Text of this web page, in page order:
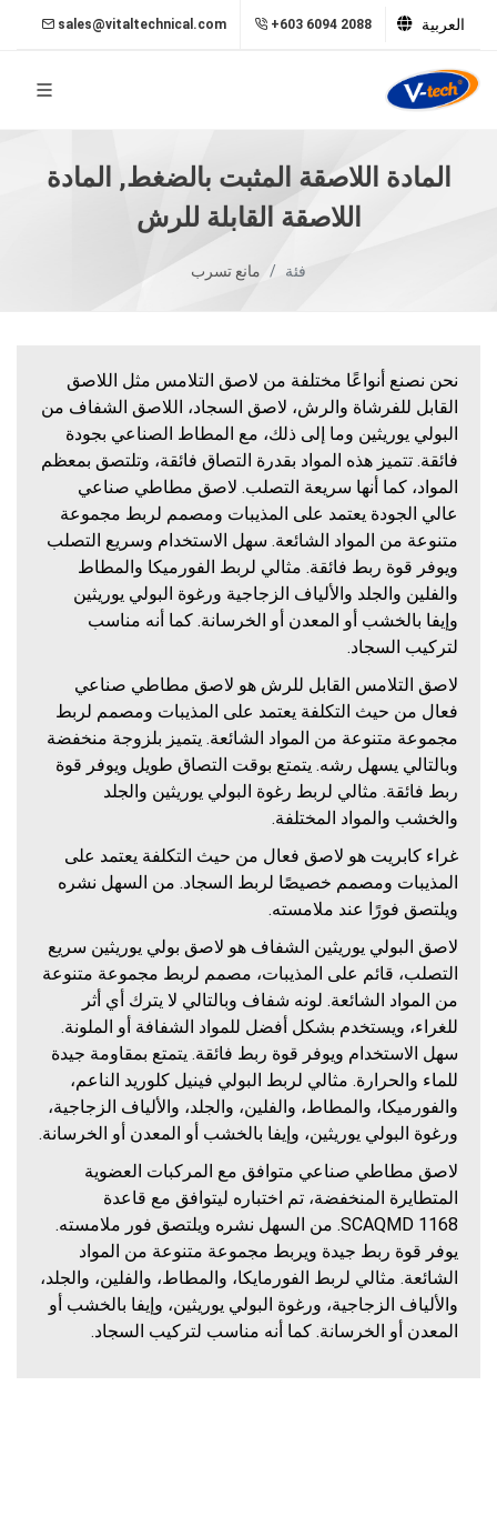
sales@vitaltechnical.com +603 6094 2088 العربية
المادة اللاصقة المثبت بالضغط, المادة
اللاصقة القابلة للرش
مانع تسرب فئة
نحن نصنع أنواعًا مختلفة من لاصق التلامس مثل اللاصق
القابل للفرشاة والرش، لاصق السجاد، اللاصق الشفاف من
البولي يوريثين وما إلى ذلك، مع المطاط الصناعي بجودة
فائقة. تتميز هذه المواد بقدرة التصاق فائقة، وتلتصق بمعظم
المواد، كما أنها سريعة التصلب. لاصق مطاطي صناعي
عالي الجودة يعتمد على المذيبات ومصمم لربط مجموعة
متنوعة من المواد الشائعة. سهل الاستخدام وسريع التصلب
ويوفر قوة ربط فائقة. مثالي لربط الفورميكا والمطاط
والفلين والجلد والألياف الزجاجية ورغوة البولي يوريثين
وإيفا بالخشب أو المعدن أو الخرسانة. كما أنه مناسب
لتركيب السجاد.
لاصق التلامس القابل للرش هو لاصق مطاطي صناعي
فعال من حيث التكلفة يعتمد على المذيبات ومصمم لربط
مجموعة متنوعة من المواد الشائعة. يتميز بلزوجة منخفضة
وبالتالي يسهل رشه. يتمتع بوقت التصاق طويل ويوفر قوة
ربط فائقة. مثالي لربط رغوة البولي يوريثين والجلد
والخشب والمواد المختلفة.
غراء كابريت هو لاصق فعال من حيث التكلفة يعتمد على
المذيبات ومصمم خصيصًا لربط السجاد. من السهل نشره
ويلتصق فورًا عند ملامسته.
لاصق البولي يوريثين الشفاف هو لاصق بولي يوريثين سريع
التصلب، قائم على المذيبات، مصمم لربط مجموعة متنوعة
من المواد الشائعة. لونه شفاف وبالتالي لا يترك أي أثر
للغراء، ويستخدم بشكل أفضل للمواد الشفافة أو الملونة.
سهل الاستخدام ويوفر قوة ربط فائقة. يتمتع بمقاومة جيدة
للماء والحرارة. مثالي لربط البولي فينيل كلوريد الناعم،
والفورميكا، والمطاط، والفلين، والجلد، والألياف الزجاجية،
ورغوة البولي يوريثين، وإيفا بالخشب أو المعدن أو الخرسانة.
لاصق مطاطي صناعي متوافق مع المركبات العضوية
المتطايرة المنخفضة، تم اختباره ليتوافق مع قاعدة
SCAQMD 1168. من السهل نشره ويلتصق فور ملامسته.
يوفر قوة ربط جيدة ويربط مجموعة متنوعة من المواد
الشائعة. مثالي لربط الفورمايكا، والمطاط، والفلين، والجلد،
والألياف الزجاجية، ورغوة البولي يوريثين، وإيفا بالخشب أو
المعدن أو الخرسانة. كما أنه مناسب لتركيب السجاد.